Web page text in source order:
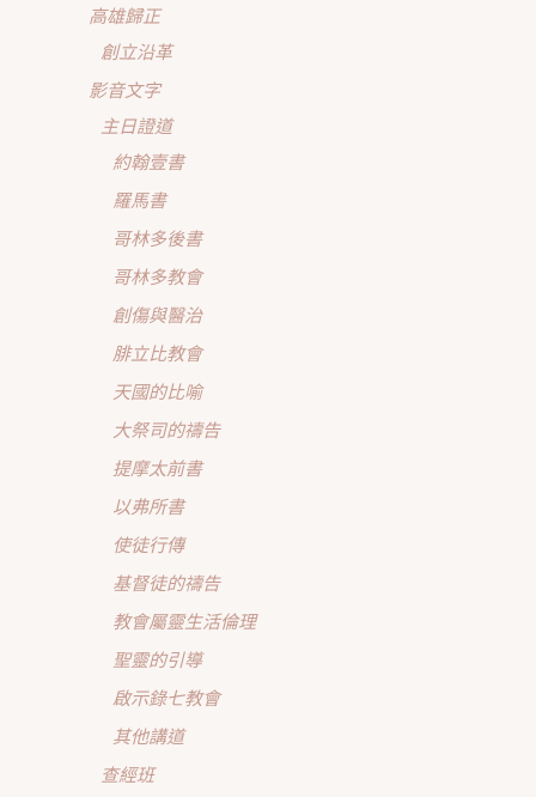
高雄歸正
創立沿革
影音文字
主日證道
約翰壹書
羅馬書
哥林多後書
哥林多教會
創傷與醫治
腓立比教會
天國的比喻
大祭司的禱告
提摩太前書
以弗所書
使徒行傳
基督徒的禱告
教會屬靈生活倫理
聖靈的引導
啟示錄七教會
其他講道
查經班